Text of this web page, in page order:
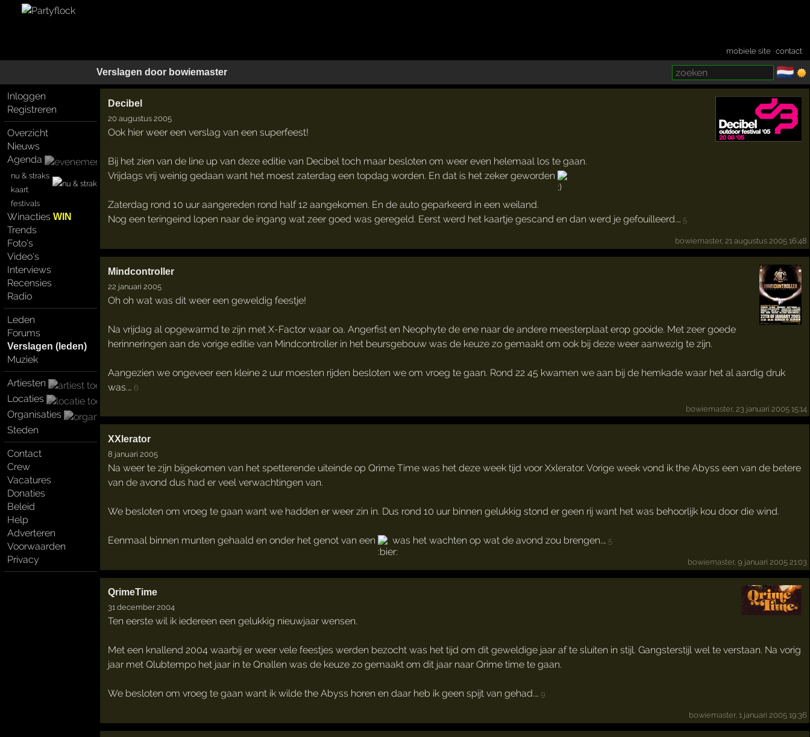
mobiele site ·contact
Verslagen door bowiemaster 🇳🇱
Inloggen
Registreren
Overzicht
Nieuws
Agenda
nu & straks
kaart
festivals
WinactiesWIN
Trends
Foto's
Video's
Interviews
Recensies
Radio
Leden
Forums
Verslagen (leden)
Muziek
Artiesten
Locaties
Organisaties
Steden
Contact
Crew
Vacatures
Donaties
Beleid
Help
Adverteren
Voorwaarden
Privacy
Decibel
20 augustus 2005
Ook hier weer een verslag van een superfeest!
Bij het zien van de line up van deze editie van Decibel toch maar besloten om weer even helemaal los te gaan.
Vrijdags vrij weinig gedaan want het moest zaterdag een topdag worden. En dat is het zeker geworden
Zaterdag rond 10 uur aangereden rond half 12 aangekomen. En de auto geparkeerd in een weiland.
Nog een teringeind lopen naar de ingang wat zeer goed was geregeld. Eerst werd het kaartje gescand en dan werd je gefouilleerd.… 5
bowiemaster, 21 augustus 2005 16:48
Mindcontroller
22 januari 2005
Oh oh wat was dit weer een geweldig feestje!
Na vrijdag al opgewarmd te zijn met X-Factor waar oa. Angerfist en Neophyte de ene naar de andere meesterplaat erop gooide. Met zeer goede
herinneringen aan de vorige editie van Mindcontroller in het beursgebouw was de keuze zo gemaakt om ook bij deze weer aanwezig te zijn.
Aangezien we ongeveer een kleine 2 uur moesten rijden besloten we om vroeg te gaan. Rond 22 45 kwamen we aan bij de hemkade waar het al aardig druk
was.… 6
bowiemaster, 23 januari 2005 15:14
XXlerator
8 januari 2005
Na weer te zijn bijgekomen van het spetterende uiteinde op Qrime Time was het deze week tijd voor Xxlerator. Vorige week vond ik the Abyss een van de betere
van de avond dus had er veel verwachtingen van.
We besloten om vroeg te gaan want we hadden er weer zin in. Dus rond 10 uur binnen gelukkig stond er geen rij want het was behoorlijk kou door die wind.
Eenmaal binnen munten gehaald en onder het genot van een was het wachten op wat de avond zou brengen.… 5
bowiemaster, 9 januari 2005 21:03
QrimeTime
31 december 2004
Ten eerste wil ik iedereen een gelukkig nieuwjaar wensen.
Met een knallend 2004 waarbij er weer vele feestjes werden bezocht was het tijd om dit geweldige jaar af te sluiten in stijl. Gangsterstijl wel te verstaan. Na vorig
jaar met Qlubtempo het jaar in te Qnallen was de keuze zo gemaakt om dit jaar naar Qrime time te gaan.
We besloten om vroeg te gaan want ik wilde the Abyss horen en daar heb ik geen spijt van gehad.… 9
bowiemaster, 1 januari 2005 19:36